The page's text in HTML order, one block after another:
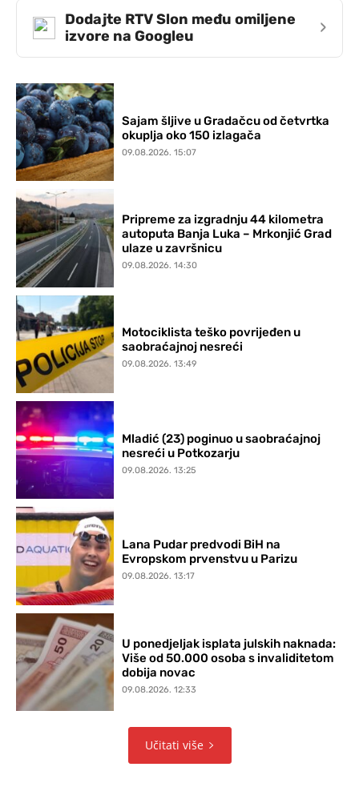
Dodajte RTV Slon među omiljene
izvore na Googleu
›
Sajam šljive u Gradačcu od četvrtka
okuplja oko 150 izlagača
09.08.2026. 15:07
Pripreme za izgradnju 44 kilometra
autoputa Banja Luka – Mrkonjić Grad
ulaze u završnicu
09.08.2026. 14:30
Motociklista teško povrijeđen u
saobraćajnoj nesreći
09.08.2026. 13:49
Mladić (23) poginuo u saobraćajnoj
nesreći u Potkozarju
09.08.2026. 13:25
Lana Pudar predvodi BiH na
Evropskom prvenstvu u Parizu
09.08.2026. 13:17
U ponedjeljak isplata julskih naknada:
Više od 50.000 osoba s invaliditetom
dobija novac
09.08.2026. 12:33
Učitati više